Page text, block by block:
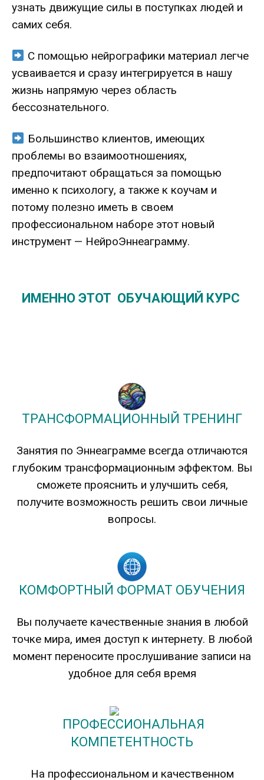
узнать движущие силы в поступках людей и
самих себя.
С помощью нейрографики материал легче
усваивается и сразу интегрируется в нашу
жизнь напрямую через область
бессознательного.
Большинство клиентов, имеющих
проблемы во взаимоотношениях,
предпочитают обращаться за помощью
именно к психологу, а также к коучам и
потому полезно иметь в своем
профессиональном наборе этот новый
инструмент — НейроЭннеаграмму.
ИМЕННО ЭТОТ ОБУЧАЮЩИЙ КУРС
ТРАНСФОРМАЦИОННЫЙ ТРЕНИНГ
Занятия по Эннеаграмме всегда отличаются
глубоким трансформационным эффектом. Вы
сможете прояснить и улучшить себя,
получите возможность решить свои личные
вопросы.
КОМФОРТНЫЙ ФОРМАТ ОБУЧЕНИЯ
Вы получаете качественные знания в любой
точке мира, имея доступ к интернету. В любой
момент переносите прослушивание записи на
удобное для себя время
ПРОФЕССИОНАЛЬНАЯ
КОМПЕТЕНТНОСТЬ
На профессиональном и качественном